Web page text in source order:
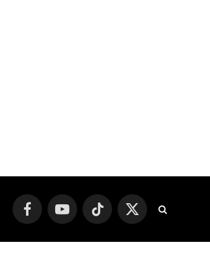
FacebookYouTube TikTok
X
(Twitter)